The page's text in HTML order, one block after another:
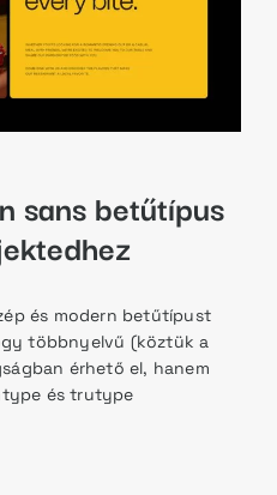
sans betűtípus
és modern betűtípust
többnyelvű (köztük a
érhető el, hanem
és trutype